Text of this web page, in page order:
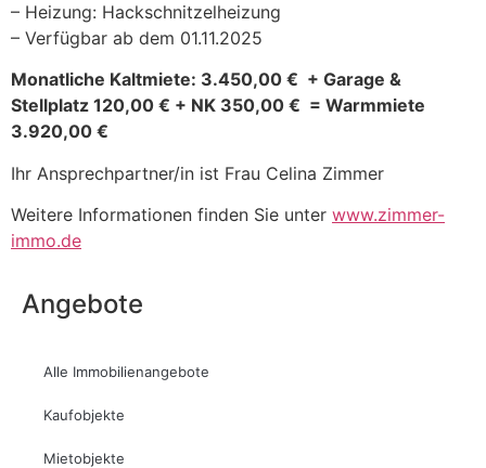
– Heizung: Hackschnitzelheizung
– Verfügbar ab dem 01.11.2025
Monatliche Kaltmiete: 3.450,00 € + Garage &
Stellplatz 120,00 € + NK 350,00 € = Warmmiete
3.920,00 €
Ihr Ansprechpartner/in ist Frau Celina Zimmer
Weitere Informationen finden Sie unter www.zimmer-
immo.de
Angebote
Alle Immobilienangebote
Kaufobjekte
Mietobjekte